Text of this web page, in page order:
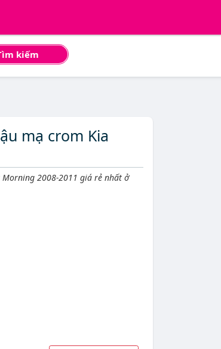
kiếm
mạ crom Kia
Morning 2008-2011 giá rẻ nhất ở